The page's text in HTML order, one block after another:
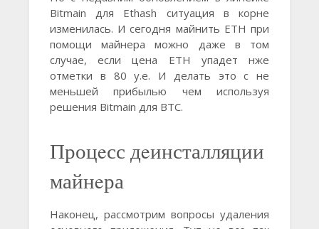
Bitmain для Ethash ситуация в корне
изменилась. И сегодня майнить ETH при
помощи майнера можно даже в том
случае, если цена ETH упадет нже
отметки в 80 у.е. И делать это с не
меньшей прибылью чем используя
решения Bitmain для BTC.
Процeсс дeинсталляции
майнeра
Наконeц, рассмотрим вопросы удалeния